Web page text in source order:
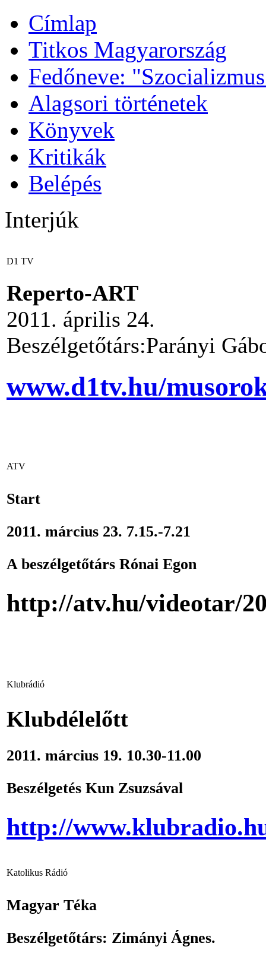
Címlap
Titkos Magyarország
Fedőneve:
Alagsori történetek
Könyvek
Kritikák
Belépés
Interjúk
D1 TV
Reperto-ART
2011. április 24.
Beszélgetőtárs:Parányi
www.d1tv.hu/
ATV
Start
2011. március 23. 7.15.-7.21
A beszélgetőtárs Rónai Egon
http://atv.hu/videotar/
Klubrádió
Klubdélelőtt
2011. március 19. 10.30-11.00
Beszélgetés Kun Zsuzsával
http://
Katolikus Rádió
Magyar Téka
Beszélgetőtárs: Zimányi Ágnes.